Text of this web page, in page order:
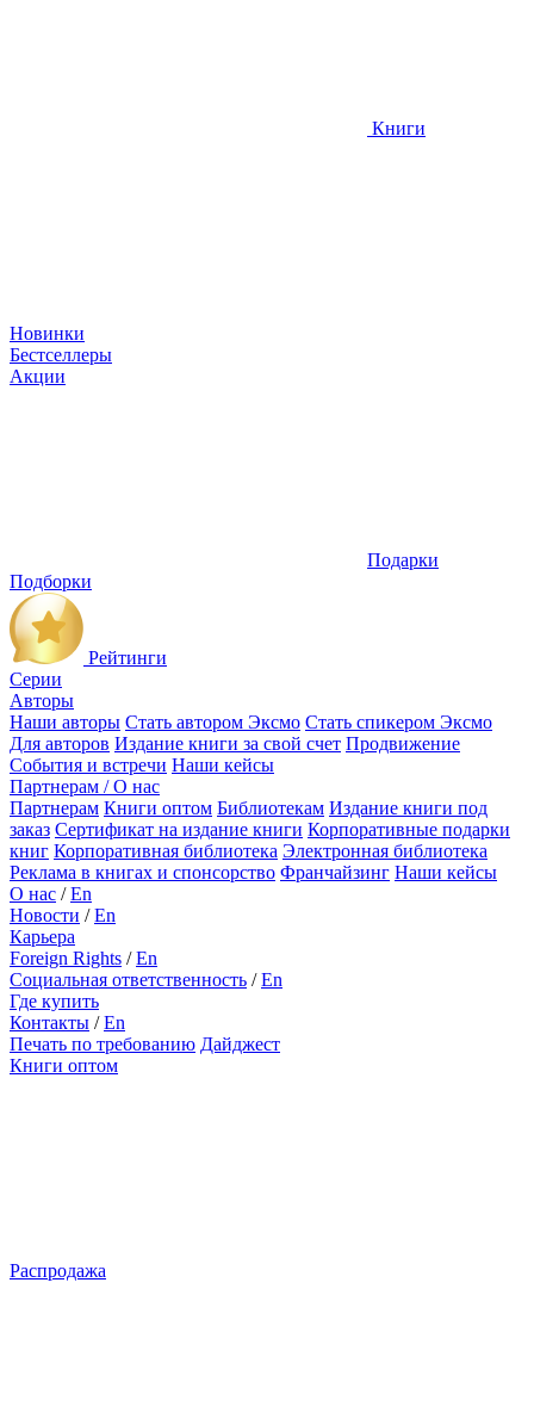
Книги
Новинки
Бестселлеры
Акции
Подарки
Подборки
Рейтинги
Серии
Авторы
Наши авторы Стать автором Эксмо Стать спикером Эксмо
Для авторов Издание книги за свой счет Продвижение
События и встречи Наши кейсы
Партнерам / О нас
Партнерам Книги оптом Библиотекам Издание книги под
заказ Сертификат на издание книги Корпоративные подарки
книг Корпоративная библиотека Электронная библиотека
Реклама в книгах и спонсорство Франчайзинг Наши кейсы
О нас /En
Новости /En
Карьера
Foreign Rights /En
Социальная ответственность /En
Где купить
Контакты /En
Печать по требованию Дайджест
Книги оптом
Распродажа